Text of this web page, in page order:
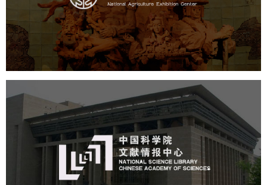
文化艺术 展馆网站建设
博物馆展厅设计
数字博物馆建设
展厅空间设计
企业展厅设计
公司展厅设计
北京展厅设计 产品展厅设计
中国科学院文献情报中心
网站建设